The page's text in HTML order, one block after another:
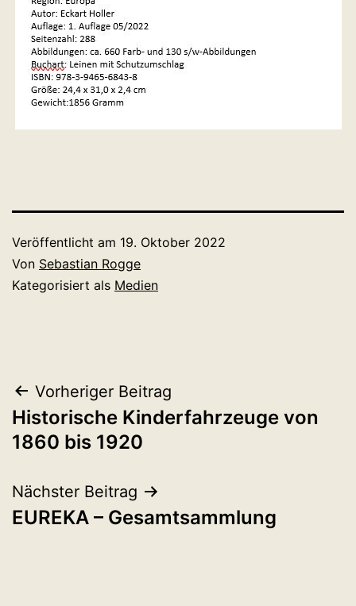
Veröffentlicht am 19. Oktober 2022
Von Sebastian Rogge
Kategorisiert als Medien
Beitragsnavigation
Vorheriger Beitrag
Historische Kinderfahrzeuge von
1860 bis 1920
Nächster Beitrag
EUREKA – Gesamtsammlung